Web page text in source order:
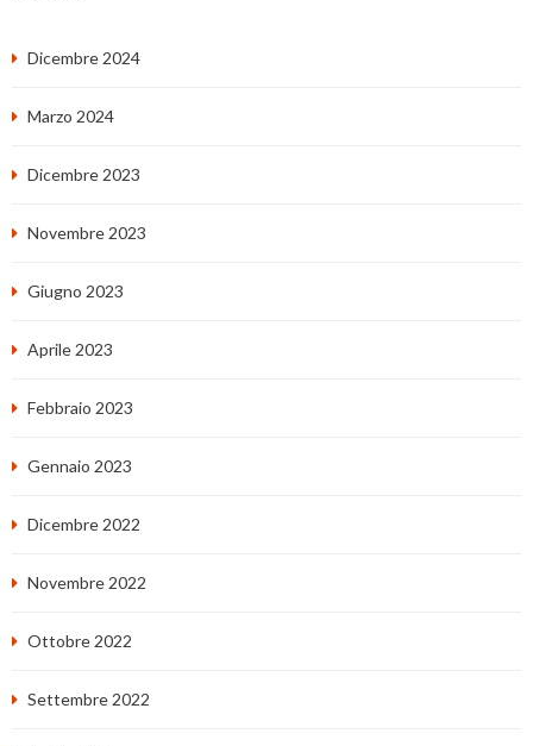
Dicembre 2024
Marzo 2024
Dicembre 2023
Novembre 2023
Giugno 2023
Aprile 2023
Febbraio 2023
Gennaio 2023
Dicembre 2022
Novembre 2022
Ottobre 2022
Settembre 2022